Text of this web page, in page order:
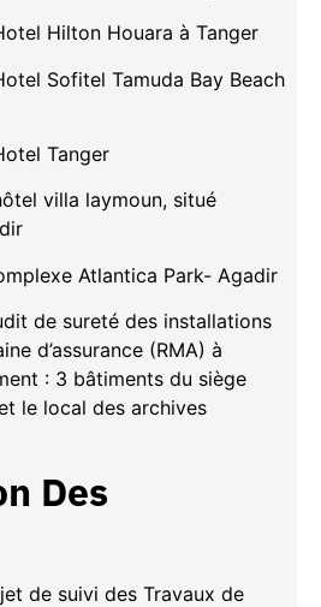
Hilton Houara à Tanger
Sofitel Tamuda Bay Beach
Tanger
villa laymoun, situé
Atlantica Park- Agadir
de sureté des installations
d’assurance (RMA) à
: 3 bâtiments du siège
le local des archives
Des
de suivi des Travaux de